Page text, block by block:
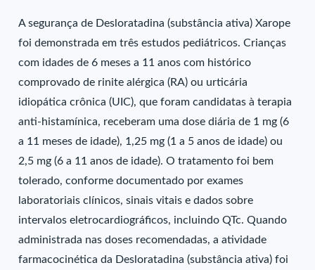
A segurança de Desloratadina (substância ativa) Xarope
foi demonstrada em três estudos pediátricos. Crianças
com idades de 6 meses a 11 anos com histórico
comprovado de rinite alérgica (RA) ou urticária
idiopática crônica (UIC), que foram candidatas à terapia
anti-histamínica, receberam uma dose diária de 1 mg (6
a 11 meses de idade), 1,25 mg (1 a 5 anos de idade) ou
2,5 mg (6 a 11 anos de idade). O tratamento foi bem
tolerado, conforme documentado por exames
laboratoriais clínicos, sinais vitais e dados sobre
intervalos eletrocardiográficos, incluindo QTc. Quando
administrada nas doses recomendadas, a atividade
farmacocinética da Desloratadina (substância ativa) foi